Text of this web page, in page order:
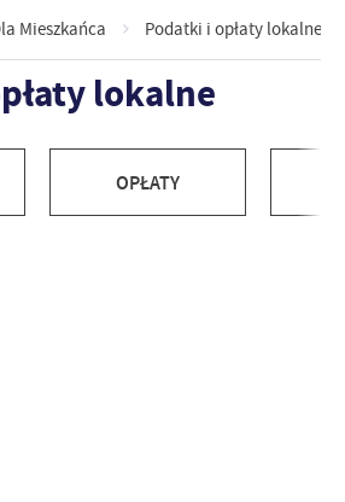
Mieszkańca Podatki i opłaty lokalne
lokalne
OPŁATY